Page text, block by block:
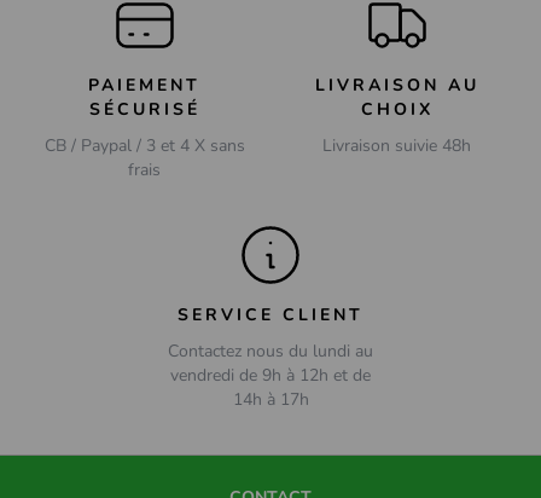
PAIEMENT
SÉCURISÉ
CB / Paypal / 3 et 4 X sans
frais
LIVRAISON AU
CHOIX
Livraison suivie 48h
SERVICE CLIENT
Contactez nous du lundi au
vendredi de 9h à 12h et de
14h à 17h